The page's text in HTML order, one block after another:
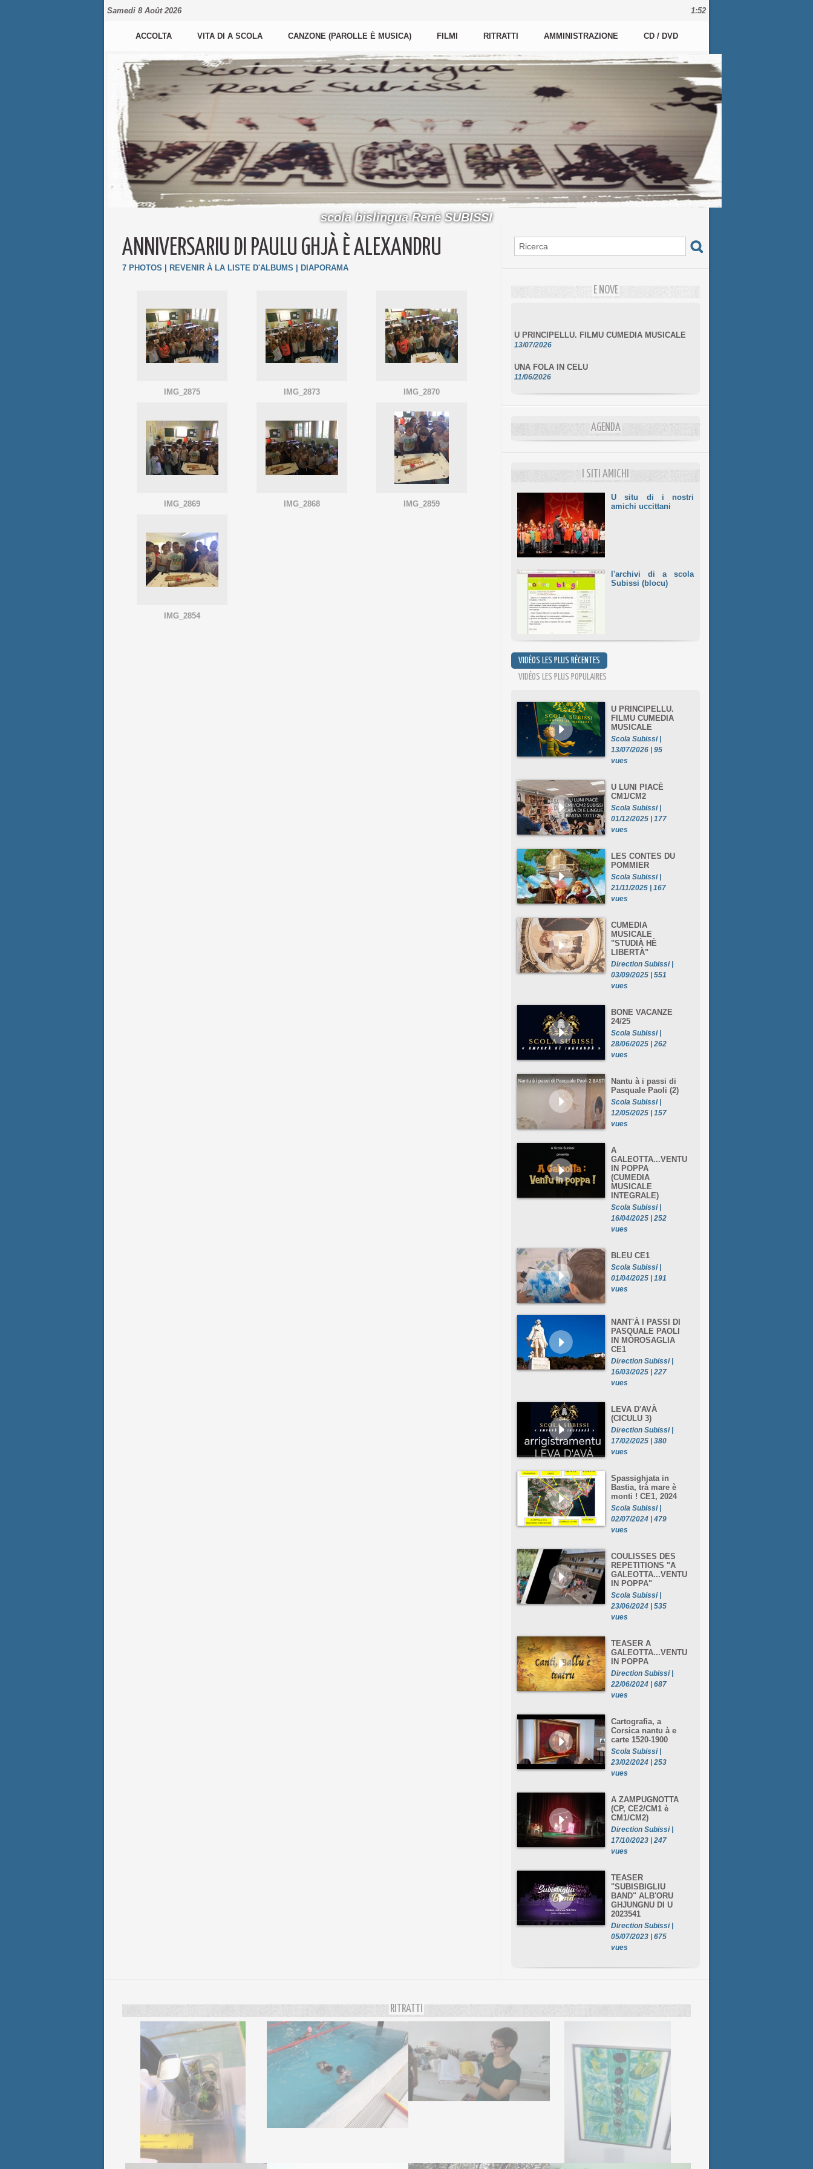
Samedi 8 Août 2026 1:52
ACCOLTA VITA DI A SCOLA CANZONE (PAROLLE È MUSICA) FILMI RITRATTI AMMINISTRAZIONE CD / DVD
scola bislingua René SUBISSI
ANNIVERSARIU DI PAULU GHJÀ È ALEXANDRU
7 PHOTOS REVENIR À LA LISTE D'ALBUMS DIAPORAMA
IMG_2875 IMG_2873 IMG_2870
IMG_2869 IMG_2868 IMG_2859
IMG_2854
E NOVE
13/07/2026
11/06/2026
L'ESSENZIALE CHÌ GHJÈ
E STELLE DI BASTIA
AGENDA
I SITI AMICHI
U situ di i nostri
amichi uccittani
l'archivi di a scola
Subissi (blocu)
VIDÉOS LES PLUS RÉCENTES
VIDÉOS LES PLUS POPULAIRES
U PRINCIPELLU.
FILMU CUMEDIA
MUSICALE
Scola Subissi |
13/07/2026 | 95
vues
U LUNI PIACÈ
CM1/CM2
Scola Subissi |
01/12/2025 | 177
vues
LES CONTES DU
POMMIER
Scola Subissi |
21/11/2025 | 167
vues
CUMEDIA
MUSICALE
"STUDIÀ HÈ
LIBERTÀ"
Direction Subissi |
03/09/2025 | 551
vues
BONE VACANZE
24/25
Scola Subissi |
28/06/2025 | 262
vues
Nantu à i passi di
Pasquale Paoli (2)
Scola Subissi |
12/05/2025 | 157
vues
A
GALEOTTA...VENTU
IN POPPA
(CUMEDIA
MUSICALE
INTEGRALE)
Scola Subissi |
16/04/2025 | 252
vues
BLEU CE1
Scola Subissi |
01/04/2025 | 191
vues
NANT'À I PASSI DI
PASQUALE PAOLI
IN MOROSAGLIA
CE1
Direction Subissi |
16/03/2025 | 227
vues
LEVA D'AVÀ
(CICULU 3)
Direction Subissi |
17/02/2025 | 380
vues
Spassighjata in
Bastia, trà mare è
monti ! CE1, 2024
Scola Subissi |
02/07/2024 | 479
vues
COULISSES DES
REPETITIONS "A
GALEOTTA...VENTU
IN POPPA"
Scola Subissi |
23/06/2024 | 535
vues
TEASER A
GALEOTTA...VENTU
IN POPPA
Direction Subissi |
22/06/2024 | 687
vues
Cartografia, a
Corsica nantu à e
carte 1520-1900
Scola Subissi |
23/02/2024 | 253
vues
A ZAMPUGNOTTA
(CP, CE2/CM1 è
CM1/CM2)
Direction Subissi |
17/10/2023 | 247
vues
TEASER
"SUBISBIGLIU
BAND" ALB'ORU
GHJUNGNU DI U
2023541
Direction Subissi |
05/07/2023 | 675
vues
RITRATTI